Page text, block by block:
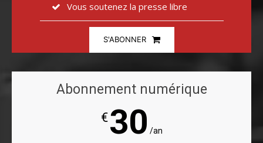
Vous soutenez la presse libre
S'ABONNER
Abonnement numérique
€30 /an